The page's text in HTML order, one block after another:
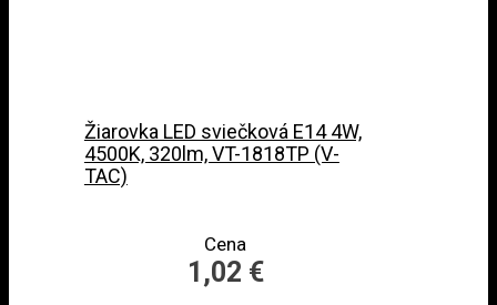
Žiarovka LED sviečková E14 4W,
4500K, 320lm, VT-1818TP (V-
TAC)
Cena
1,02 €